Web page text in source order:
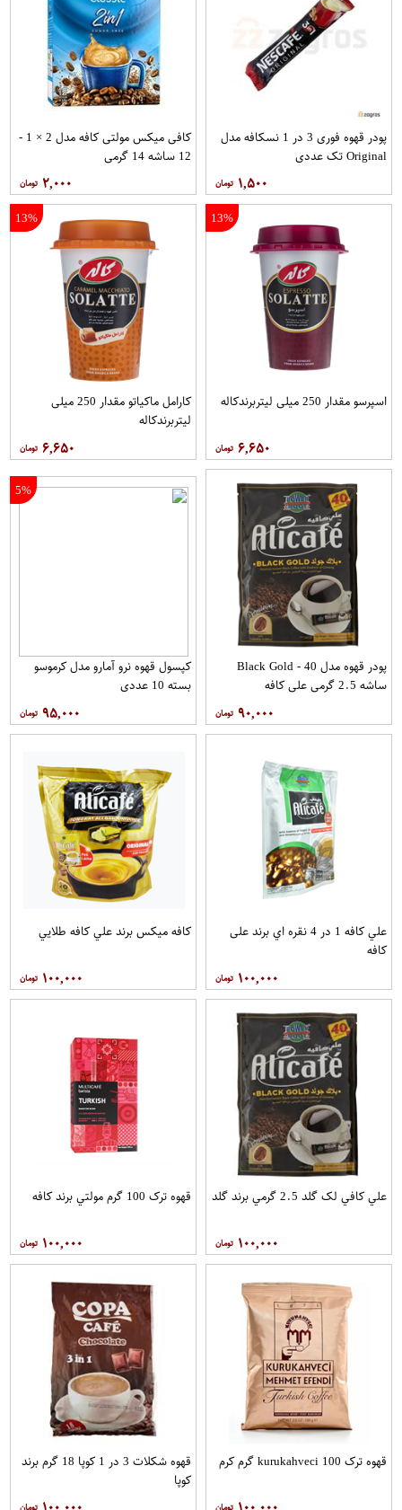
پودر قهوه فوری 3 در 1 نسکافه مدل
Original تک عددی
۱,۵۰۰
کافی میکس مولتی کافه مدل 2 × 1 -
12 ساشه 14 گرمی
۲,۰۰۰
13%
اسپرسو مقدار 250 میلی لیتربرندکاله
۶,۶۵۰
13%
کارامل ماکیاتو مقدار 250 میلی
لیتربرندکاله
۶,۶۵۰
پودر قهوه مدل Black Gold - 40
ساشه 2.5 گرمی علی کافه
۹۰,۰۰۰
5%
کپسول قهوه نرو آمارو مدل کرموسو
بسته 10 عددی
۹۵,۰۰۰
علي کافه 1 در 4 نقره اي برند علی
کافه
۱۰۰,۰۰۰
کافه میکس برند علي کافه طلايي
۱۰۰,۰۰۰
علي کافي لک گلد 2.5 گرمي برند گلد
۱۰۰,۰۰۰
قهوه ترک 100 گرم مولتي برند کافه
۱۰۰,۰۰۰
قهوه ترک kurukahveci 100 گرم کرم
قهوه شکلات 3 در 1 کوپا 18 گرم برند
کوپا